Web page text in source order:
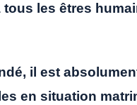
les êtres
il est
en situation